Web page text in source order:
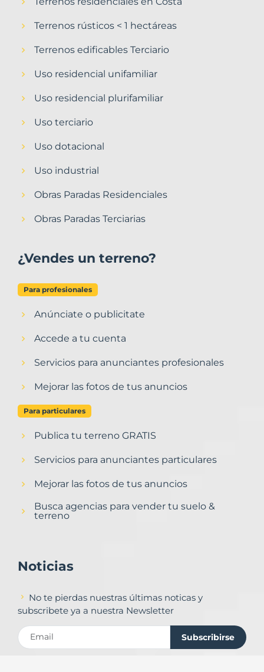
Terrenos rústicos < 1 hectáreas
Terrenos edificables Terciario
Uso residencial unifamiliar
Uso residencial plurifamiliar
Uso terciario
Uso dotacional
Uso industrial
Obras Paradas Residenciales
Obras Paradas Terciarias
¿Vendes un terreno?
Para profesionales
Anúnciate o publicitate
Accede a tu cuenta
Servicios para anunciantes profesionales
Mejorar las fotos de tus anuncios
Para particulares
Publica tu terreno GRATIS
Servicios para anunciantes particulares
Mejorar las fotos de tus anuncios
Busca agencias para vender tu suelo &
terreno
Noticias
No te pierdas nuestras últimas noticas y
subscribete ya a nuestra Newsletter
Subscribirse